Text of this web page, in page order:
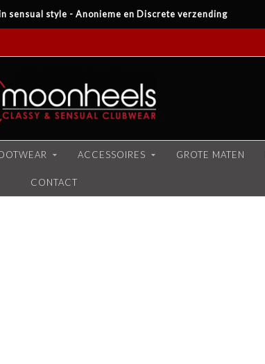
sensual style - Anonieme en Discrete verzending
ACCESSOIRES GROTE MATEN
CONTACT